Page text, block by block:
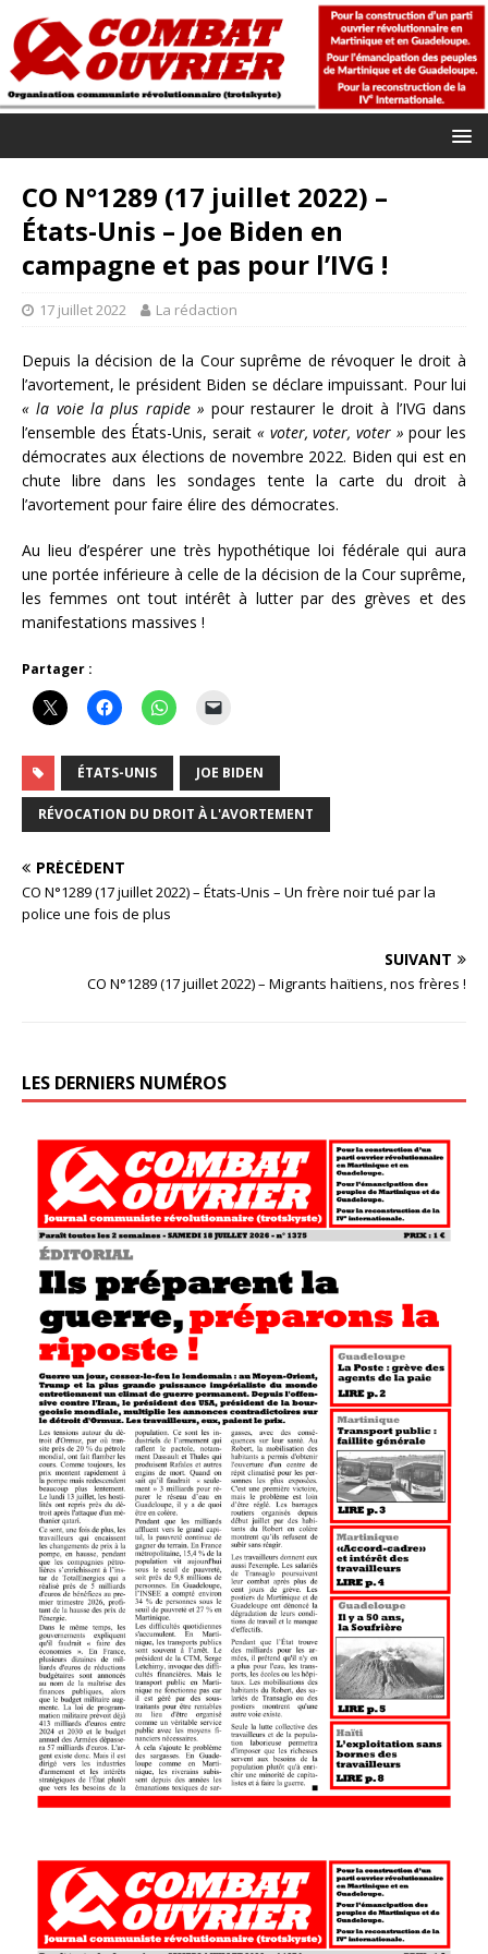
CO N°1289 (17 juillet 2022) –
États-Unis – Joe Biden en
campagne et pas pour l’IVG !
17 juillet 2022 La rédaction
Depuis la décision de la Cour suprême de révoquer le droit à
l’avortement, le président Biden se déclare impuissant. Pour lui
« la voie la plus rapide »pour restaurer le droit à l’IVG dans
l’ensemble des États-Unis, serait « voter, voter, voter »pour les
démocrates aux élections de novembre 2022. Biden qui est en
chute libre dans les sondages tente la carte du droit à
l’avortement pour faire élire des démocrates.
Au lieu d’espérer une très hypothétique loi fédérale qui aura
une portée inférieure à celle de la décision de la Cour suprême,
les femmes ont tout intérêt à lutter par des grèves et des
manifestations massives !
Partager :
ÉTATS-UNIS JOE BIDEN
RÉVOCATION DU DROIT À L'AVORTEMENT
PRÉCÉDENT
CO N°1289 (17 juillet 2022) – États-Unis – Un frère noir tué par la
police une fois de plus
SUIVANT
CO N°1289 (17 juillet 2022) – Migrants haïtiens, nos frères !
LES DERNIERS NUMÉROS